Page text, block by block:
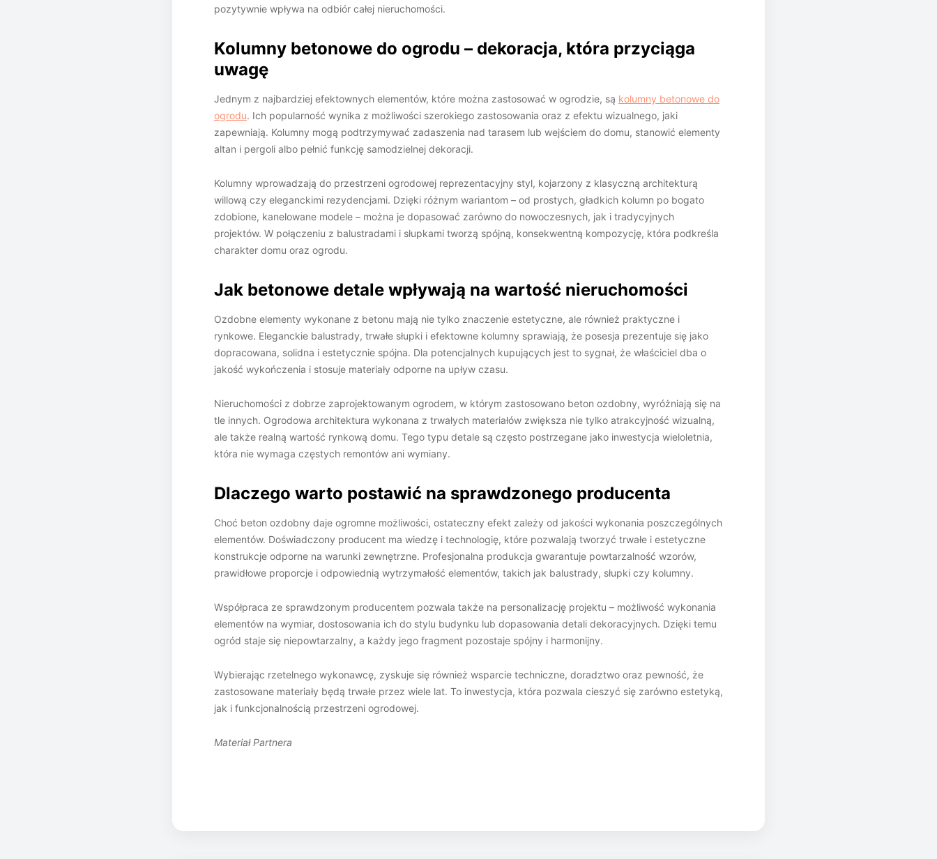
pozytywnie wpływa na odbiór całej nieruchomości.
Kolumny betonowe do ogrodu – dekoracja, która przyciąga
uwagę
Jednym z najbardziej efektownych elementów, które można zastosować w ogrodzie, są kolumny betonowe do
ogrodu. Ich popularność wynika z możliwości szerokiego zastosowania oraz z efektu wizualnego, jaki
zapewniają. Kolumny mogą podtrzymywać zadaszenia nad tarasem lub wejściem do domu, stanowić elementy
altan i pergoli albo pełnić funkcję samodzielnej dekoracji.
Kolumny wprowadzają do przestrzeni ogrodowej reprezentacyjny styl, kojarzony z klasyczną architekturą
willową czy eleganckimi rezydencjami. Dzięki różnym wariantom – od prostych, gładkich kolumn po bogato
zdobione, kanelowane modele – można je dopasować zarówno do nowoczesnych, jak i tradycyjnych
projektów. W połączeniu z balustradami i słupkami tworzą spójną, konsekwentną kompozycję, która podkreśla
charakter domu oraz ogrodu.
Jak betonowe detale wpływają na wartość nieruchomości
Ozdobne elementy wykonane z betonu mają nie tylko znaczenie estetyczne, ale również praktyczne i
rynkowe. Eleganckie balustrady, trwałe słupki i efektowne kolumny sprawiają, że posesja prezentuje się jako
dopracowana, solidna i estetycznie spójna. Dla potencjalnych kupujących jest to sygnał, że właściciel dba o
jakość wykończenia i stosuje materiały odporne na upływ czasu.
Nieruchomości z dobrze zaprojektowanym ogrodem, w którym zastosowano beton ozdobny, wyróżniają się na
tle innych. Ogrodowa architektura wykonana z trwałych materiałów zwiększa nie tylko atrakcyjność wizualną,
ale także realną wartość rynkową domu. Tego typu detale są często postrzegane jako inwestycja wieloletnia,
która nie wymaga częstych remontów ani wymiany.
Dlaczego warto postawić na sprawdzonego producenta
Choć beton ozdobny daje ogromne możliwości, ostateczny efekt zależy od jakości wykonania poszczególnych
elementów. Doświadczony producent ma wiedzę i technologię, które pozwalają tworzyć trwałe i estetyczne
konstrukcje odporne na warunki zewnętrzne. Profesjonalna produkcja gwarantuje powtarzalność wzorów,
prawidłowe proporcje i odpowiednią wytrzymałość elementów, takich jak balustrady, słupki czy kolumny.
Współpraca ze sprawdzonym producentem pozwala także na personalizację projektu – możliwość wykonania
elementów na wymiar, dostosowania ich do stylu budynku lub dopasowania detali dekoracyjnych. Dzięki temu
ogród staje się niepowtarzalny, a każdy jego fragment pozostaje spójny i harmonijny.
Wybierając rzetelnego wykonawcę, zyskuje się również wsparcie techniczne, doradztwo oraz pewność, że
zastosowane materiały będą trwałe przez wiele lat. To inwestycja, która pozwala cieszyć się zarówno estetyką,
jak i funkcjonalnością przestrzeni ogrodowej.
Materiał Partnera